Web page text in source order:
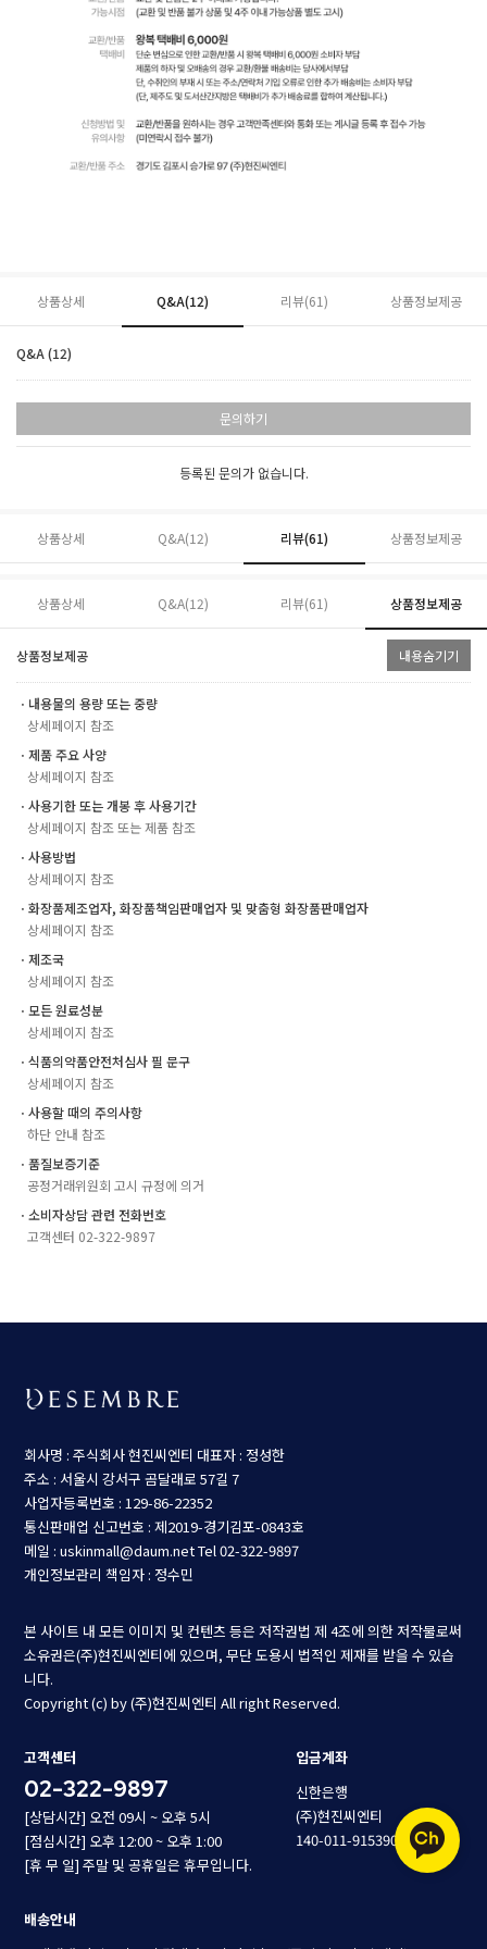
상품상세 Q&A(12) 리뷰(61) 상품정보제공
Q&A (12)
문의하기
등록된 문의가 없습니다.
상품상세 Q&A(12) 리뷰(61) 상품정보제공
상품상세 Q&A(12) 리뷰(61) 상품정보제공
상품정보제공 내용숨기기
ㆍ내용물의 용량 또는 중량
상세페이지 참조
ㆍ제품 주요 사양
상세페이지 참조
ㆍ사용기한 또는 개봉 후 사용기간
상세페이지 참조 또는 제품 참조
ㆍ사용방법
상세페이지 참조
ㆍ화장품제조업자, 화장품책임판매업자 및 맞춤형 화장품판매업자
상세페이지 참조
ㆍ제조국
상세페이지 참조
ㆍ모든 원료성분
상세페이지 참조
ㆍ식품의약품안전처심사 필 문구
상세페이지 참조
ㆍ사용할 때의 주의사항
하단 안내 참조
ㆍ품질보증기준
공정거래위원회 고시 규정에 의거
ㆍ소비자상담 관련 전화번호
고객센터 02-322-9897
회사명 : 주식회사 현진씨엔티 대표자 : 정성한
주소 : 서울시 강서구 곰달래로 57길 7
사업자등록번호 : 129-86-22352
통신판매업 신고번호 : 제2019-경기김포-0843호
메일 : uskinmall@daum.netTel 02-322-9897
개인정보관리 책임자 : 정수민
본 사이트 내 모든 이미지 및 컨텐츠 등은 저작권법 제 4조에 의한 저작물로써
소유권은(주)현진씨엔티에 있으며, 무단 도용시 법적인 제재를 받을 수 있습
니다.
Copyright (c) by (주)현진씨엔티 All right Reserved.
고객센터
02-322-9897
[상담시간] 오전 09시 ~ 오후 5시
[점심시간] 오후 12:00 ~ 오후 1:00
[휴 무 일] 주말 및 공휴일은 휴무입니다.
입금계좌
신한은행
(주)현진씨엔티
140-011-915390
배송안내